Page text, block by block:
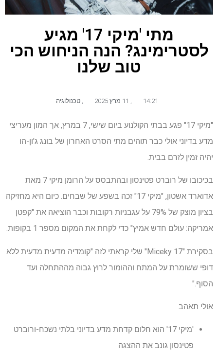
מתי 'מיקי 17' מגיע
לסטרימינג? הנה הניחוש הכי
טוב שלנו
14:21 טכנולוגיה
"מיקי 17" פגע בבתי הקולנוע ביום שישי, 7 במרץ, אך המון מעריצי
מדע בדיוני אולי כבר תוהים מתי הסרט האחרון של בונג ג'ון-הו
יהיה זמין לזרם בבית.
בכיכובו של רוברט פטינסון ובהתבסס על הרומן מיקי 7 מאת
אדוארד אשטון, "מיקי 17" זכה בשפע של שבחים. כיום היא מחזיקה
בציון מוצק של 79% על עגבניות רקובות וכבר הוציאה את "קפטן
אמריקה: עולם חדש אמיץ" כדי לקחת את המקום מספר 1 בקופות.
בסקירת "Miceky 17" שלי קראתי לזה "קומדיה מדעית מדעית ללא
דופי ששומרת על המתח וההומור לרוץ גבוה מההתחלה ועד
הסוף."
אולי תאהב
'מיקי 17' הוא חלום קדחת מדע בדיוני בלתי נשכח-ורוברט
פטינסון גונב את ההצגה